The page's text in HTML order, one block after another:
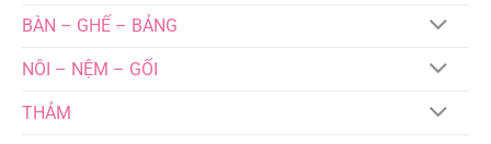
BÀN – GHẾ – BẢNG
NÔI – NỆM – GỐI
THẢM